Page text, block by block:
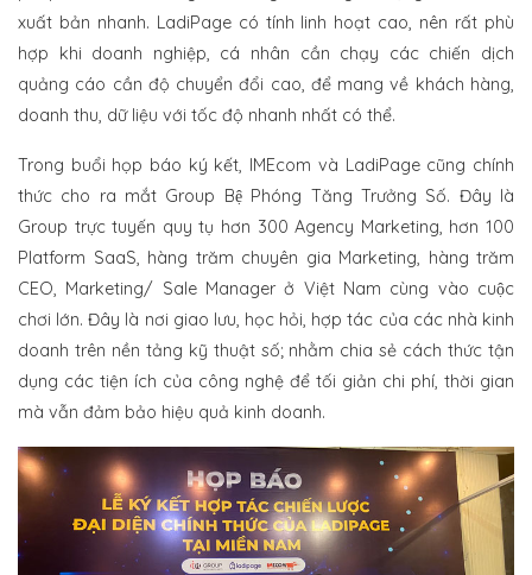
xuất bản nhanh. LadiPage có tính linh hoạt cao, nên rất phù
hợp khi doanh nghiệp, cá nhân cần chạy các chiến dịch
quảng cáo cần độ chuyển đổi cao, để mang về khách hàng,
doanh thu, dữ liệu với tốc độ nhanh nhất có thể.
Trong buổi họp báo ký kết, IMEcom và LadiPage cũng chính
thức cho ra mắt Group Bệ Phóng Tăng Trưởng Số. Đây là
Group trực tuyến quy tụ hơn 300 Agency Marketing, hơn 100
Platform SaaS, hàng trăm chuyên gia Marketing, hàng trăm
CEO, Marketing/ Sale Manager ở Việt Nam cùng vào cuộc
chơi lớn. Đây là nơi giao lưu, học hỏi, hợp tác của các nhà kinh
doanh trên nền tảng kỹ thuật số; nhằm chia sẻ cách thức tận
dụng các tiện ích của công nghệ để tối giản chi phí, thời gian
mà vẫn đảm bảo hiệu quả kinh doanh.